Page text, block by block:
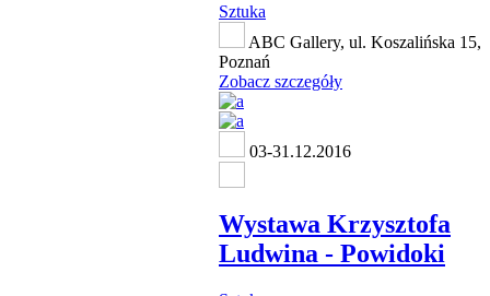
Sztuka
ABC Gallery, ul. Koszalińska 15,
Poznań
Zobacz szczegóły
03-31.12.2016
Wystawa Krzysztofa
Ludwina - Powidoki